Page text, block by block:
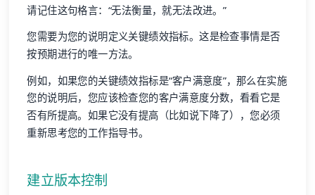
请记住这句格言：“无法衡量，就无法改进。”
您需要为您的说明定义关键绩效指标。这是检查事情是否
按预期进行的唯一方法。
例如，如果您的关键绩效指标是“客户满意度”，那么在实施
您的说明后，您应该检查您的客户满意度分数，看看它是
否有所提高。如果它没有提高（比如说下降了），您必须
重新思考您的工作指导书。
建立版本控制